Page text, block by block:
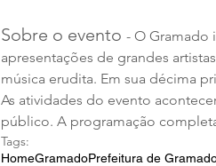
Sobre o evento - O Gramado
apresentações de grandes
música erudita. Em sua décima
As atividades do evento
público. A programação
Tags:
HomeGramadoPrefeitura de